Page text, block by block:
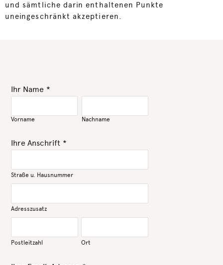
und sämtliche darin enthaltenen Punkte
uneingeschränkt akzeptieren.
Ihr Name *
Vorname Nachname
Ihre Anschrift *
Straße u. Hausnummer
Adresszusatz
Postleitzahl Ort